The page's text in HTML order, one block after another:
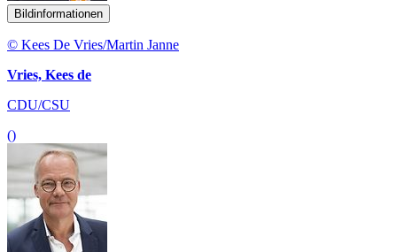
Bildinformationen
© Kees De Vries/Martin Janne
Vries, Kees de
CDU/CSU
()